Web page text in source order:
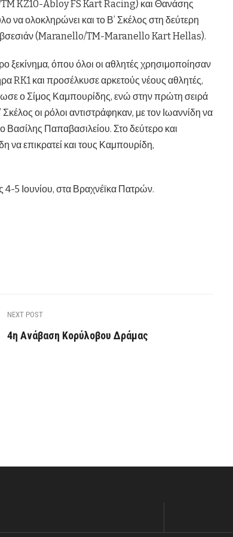
KZ10-Abloy FS Kart Racing) και Θανάσης
ολοκληρώνει και το Β’ Σκέλος στη δεύτερη
(Maranello/TM-Maranello Kart Hellas).
ξεκίνημα, όπου όλοι οι αθλητές χρησιμοποίησαν
RK1 και προσέλκυσε αρκετούς νέους αθλητές,
ο Σίμος Καμπουρίδης, ενώ στην πρώτη σειρά
οι ρόλοι αντιστράφηκαν, με τον Ιωαννίδη να
Βασίλης Παπαβασιλείου. Στο δεύτερο και
να επικρατεί και τους Καμπουρίδη,
4-5 Ιουνίου, στα Βραχνέϊκα Πατρών.
NEXT POST
4η Ανάβαση Κορύλοβου Δράμας